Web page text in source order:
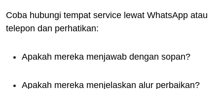
Coba hubungi tempat service lewat WhatsApp atau
telepon dan perhatikan:
Apakah mereka menjawab dengan sopan?
Apakah mereka menjelaskan alur perbaikan?